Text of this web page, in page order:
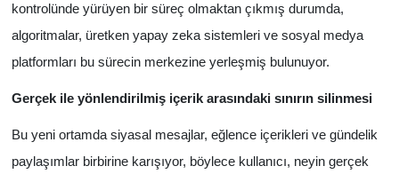
kontrolünde yürüyen bir süreç olmaktan çıkmış durumda,
algoritmalar, üretken yapay zeka sistemleri ve sosyal medya
platformları bu sürecin merkezine yerleşmiş bulunuyor.
Gerçek ile yönlendirilmiş içerik arasındaki sınırın silinmesi
Bu yeni ortamda siyasal mesajlar, eğlence içerikleri ve gündelik
paylaşımlar birbirine karışıyor, böylece kullanıcı, neyin gerçek